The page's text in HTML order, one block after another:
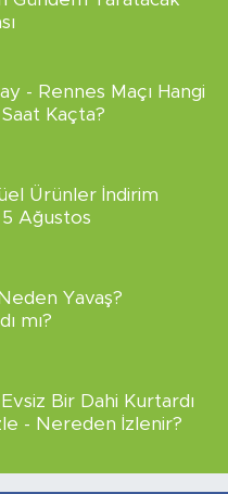
- Rennes Maçı Hangi
Saat Kaçta?
Ürünler İndirim
Ağustos
Yavaş?
mı?
Bir Dahi Kurtardı
- Nereden İzlenir?